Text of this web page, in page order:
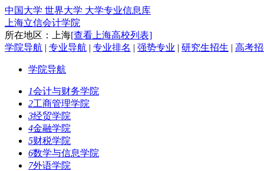
中国大学 世界大学 大学专业信息库
上海立信会计学院
所在地区：上海[查看上海高校列表]
学院导航 | 专业导航 | 专业排名 | 强势专业 | 研究生招生 | 高考
学院导航
1会计与财务学院
2工商管理学院
3经贸学院
4金融学院
5财税学院
6数学与信息学院
7外语学院